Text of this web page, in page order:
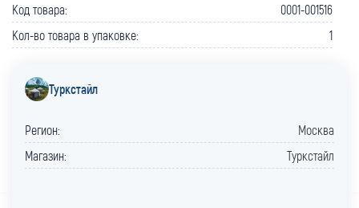
Код товара:
0001-001516
Кол-во товара в упаковке:
1
Туркстайл
Регион:
Москва
Магазин:
Туркстайл